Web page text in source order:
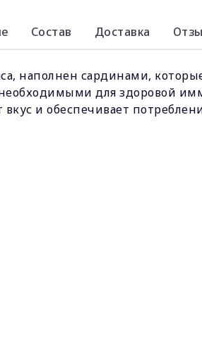
Состав Доставка
наполнен сардинами,
для здоровой
и обеспечивает